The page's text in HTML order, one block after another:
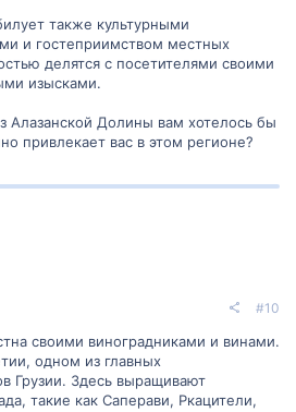
также культурными
и гостеприимством местных
делятся с посетителями своими
изысками.
Алазанской Долины вам хотелось бы
привлекает вас в этом регионе?
#10
своими виноградниками и винами.
одном из главных
Грузии. Здесь выращивают
такие как Саперави, Ркацители,